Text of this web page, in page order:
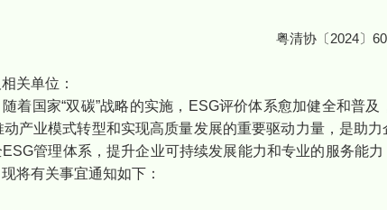
粤清协〔2024〕
关单位：
着国家“双碳”战略的实施，ESG评价体系愈加健全和普
动产业模式转型和实现高质量发展的重要驱动力量，是助
管理体系，提升企业可持续发展能力和专业的服务能
将有关事宜通知如下：